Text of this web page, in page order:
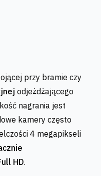
przy bramie czy
odjeżdżającego
nagrania jest
kamery często
4 megapikseli
HD.